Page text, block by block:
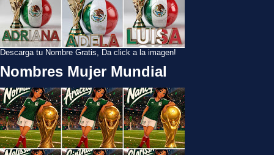
Descarga tu Nombre Gratis, Da click a la imagen!
Nombres Mujer Mundial